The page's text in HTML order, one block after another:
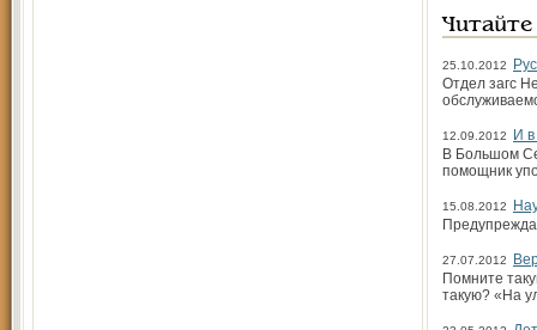
25.10.2012
Отдел загс
12.09.2012
И
В Большом
помощник
15.08.2012
27.07.2012
Помните
такую? «На